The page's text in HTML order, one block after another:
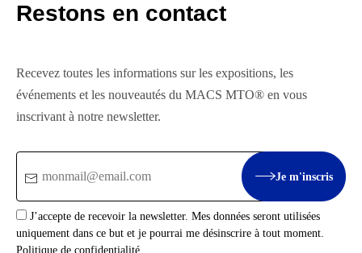
Restons en contact
Recevez toutes les informations sur les expositions, les
événements et les nouveautés du MACS MTO® en vous
inscrivant à notre newsletter.
Je m'inscris
J’accepte de recevoir la newsletter. Mes données seront utilisées
uniquement dans ce but et je pourrai me désinscrire à tout moment.
Politique de confidentialité